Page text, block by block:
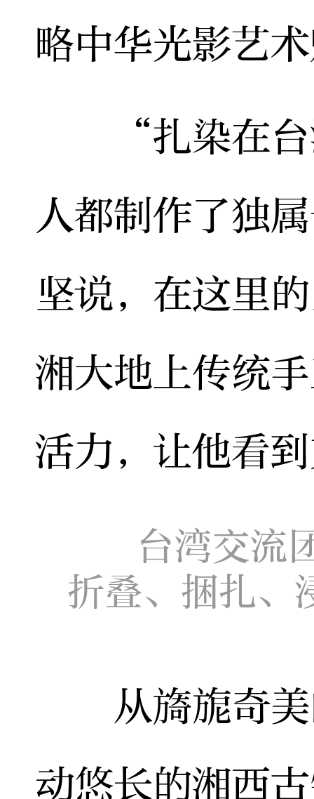
略中华光影艺
“扎染在台
人都制作了独
坚说，在这里
湘大地上传统
活力，让他看
台湾交流
折叠、捆扎
从旖旎奇美
动悠长的湘西